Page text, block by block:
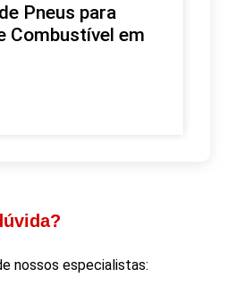
Pneus para
Combustível em
nossos especialistas: